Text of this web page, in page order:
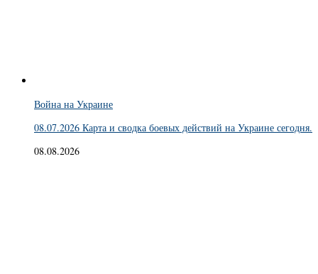
Война на Украине
08.07.2026 Карта и сводка боевых действий на Украине сегодня.
08.08.2026